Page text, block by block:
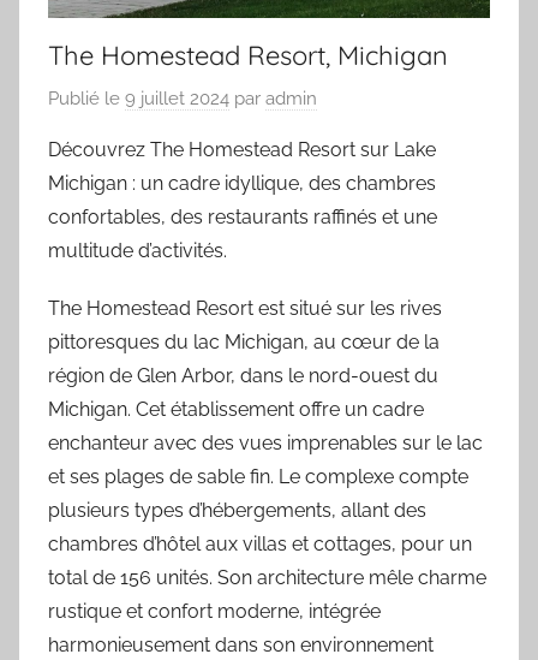
The Homestead Resort, Michigan
Publié le 9 juillet 2024 par admin
Découvrez The Homestead Resort sur Lake
Michigan : un cadre idyllique, des chambres
confortables, des restaurants raffinés et une
multitude d’activités.
The Homestead Resort est situé sur les rives
pittoresques du lac Michigan, au cœur de la
région de Glen Arbor, dans le nord-ouest du
Michigan. Cet établissement offre un cadre
enchanteur avec des vues imprenables sur le lac
et ses plages de sable fin. Le complexe compte
plusieurs types d’hébergements, allant des
chambres d’hôtel aux villas et cottages, pour un
total de 156 unités. Son architecture mêle charme
rustique et confort moderne, intégrée
harmonieusement dans son environnement